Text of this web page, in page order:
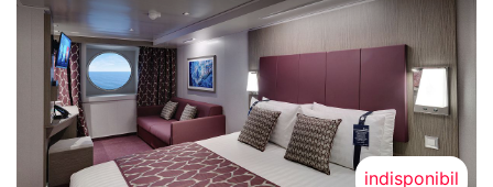
indisponibil